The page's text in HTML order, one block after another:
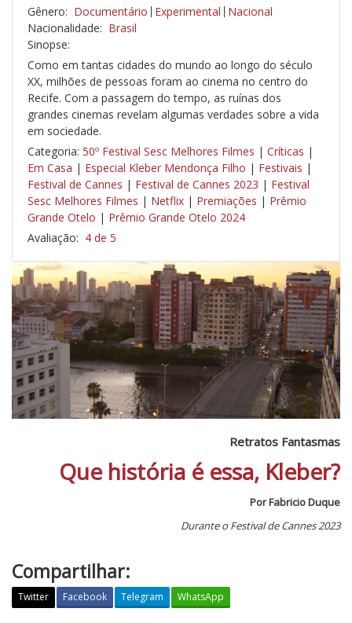
Gênero: Documentário Experimental Nacional
Nacionalidade: Brasil
Sinopse:
Como em tantas cidades do mundo ao longo do século
XX, milhões de pessoas foram ao cinema no centro do
Recife. Com a passagem do tempo, as ruínas dos
grandes cinemas revelam algumas verdades sobre a vida
em sociedade.
Categoria: 50º Festival Sesc Melhores Filmes | Críticas |
Em Casa | Especial Kleber Mendonça Filho | Festivais |
Festival de Cannes | Festival de Cannes 2023 | Festival
Sesc Melhores Filmes | Netflix | Premiações | Prêmio
Grande Otelo | Prêmio Grande Otelo 2024
Avaliação: 4 de 5
Retratos Fantasmas
Que história é essa, Kleber?
Por Fabricio Duque
Durante o Festival de Cannes 2023
Compartilhar:
Twitter Facebook Telegram WhatsApp